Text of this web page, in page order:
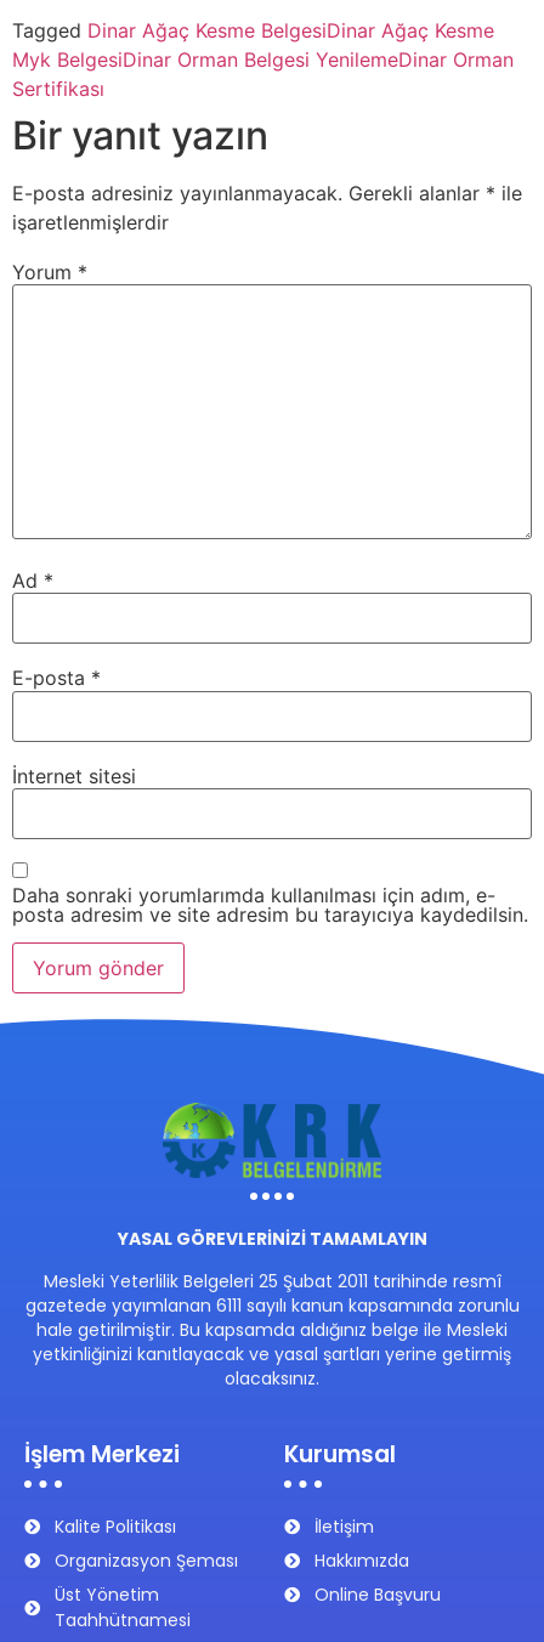
Tagged Dinar Ağaç Kesme BelgesiDinar Ağaç Kesme
Myk BelgesiDinar Orman Belgesi YenilemeDinar Orman
Sertifikası
Bir yanıt yazın
E-posta adresiniz yayınlanmayacak. Gerekli alanlar * ile
işaretlenmişlerdir
Yorum *
Ad *
E-posta *
İnternet sitesi
Daha sonraki yorumlarımda kullanılması için adım, e-
posta adresim ve site adresim bu tarayıcıya kaydedilsin.
YASAL GÖREVLERİNİZİ TAMAMLAYIN
Mesleki Yeterlilik Belgeleri 25 Şubat 2011 tarihinde resmî
gazetede yayımlanan 6111 sayılı kanun kapsamında zorunlu
hale getirilmiştir. Bu kapsamda aldığınız belge ile Mesleki
yetkinliğinizi kanıtlayacak ve yasal şartları yerine getirmiş
olacaksınız.
İşlem Merkezi
Kalite Politikası
Organizasyon Şeması
Üst Yönetim
Taahhütnamesi
Kurumsal
İletişim
Hakkımızda
Online Başvuru